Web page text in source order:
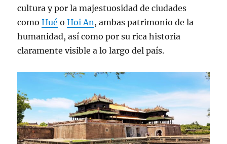
cultura y por la majestuosidad de ciudades
comoHué oHoi An, ambas patrimonio de la
humanidad, así como por su rica historia
claramente visible a lo largo del país.